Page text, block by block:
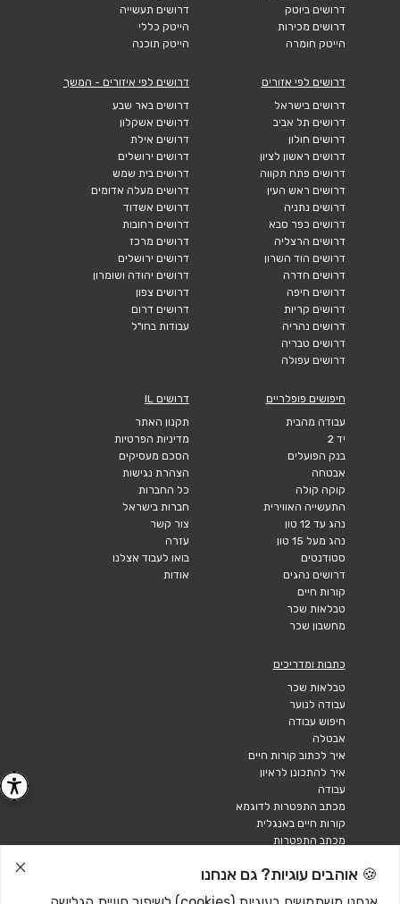
דרושים ביוטק
דרושים מכירות
הייטק חומרה
דרושים תעשייה
הייטק כללי
הייטק תוכנה
דרושים לפי אזורים
דרושים בישראל
דרושים תל אביב
דרושים חולון
דרושים ראשון לציון
דרושים פתח תקווה
דרושים ראש העין
דרושים נתניה
דרושים כפר סבא
דרושים הרצליה
דרושים הוד השרון
דרושים חדרה
דרושים חיפה
דרושים קריות
דרושים נהריה
דרושים טבריה
דרושים עפולה
דרושים לפי איזורים - המשך
דרושים באר שבע
דרושים אשקלון
דרושים אילת
דרושים ירושלים
דרושים בית שמש
דרושים מעלה אדומים
דרושים אשדוד
דרושים רחובות
דרושים מרכז
דרושים ירושלים
דרושים יהודה ושומרון
דרושים צפון
דרושים דרום
עבודות בחו"ל
חיפושים פופלריים
עבודה מהבית
יד 2
בנק הפועלים
אבטחה
קוקה קולה
התעשייה האווירית
נהג עד 12 טון
נהג מעל 15 טון
סטודנטים
דרושים נהגים
קורות חיים
טבלאות שכר
מחשבון שכר
דרושים IL
תקנון האתר
מדיניות הפרטיות
הסכם מעסיקים
הצהרת נגישות
כל החברות
חברות בישראל
צור קשר
עזרה
בואו לעבוד אצלנו
אודות
כתבות ומדריכים
טבלאות שכר
עבודה לנוער
חיפוש עבודה
אבטלה
איך לכתוב קורות חיים
איך להתכונן לראיון
עבודה
מכתב התפטרות לדוגמא
קורות חיים באנגלית
מכתב התפטרות
🍪 אוהבים עוגיות? גם אנחנו